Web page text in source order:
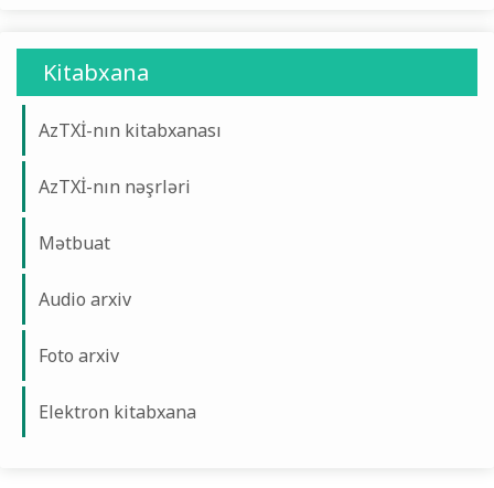
Kitabxana
AzTXİ-nın kitabxanası
AzTXİ-nın nəşrləri
Mətbuat
Audio arxiv
Foto arxiv
Elektron kitabxana